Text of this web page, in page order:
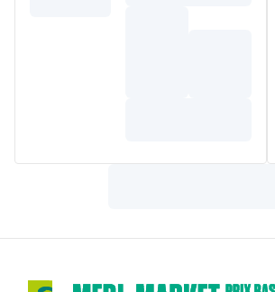
vitamine B1, acide folique.